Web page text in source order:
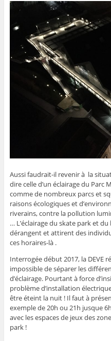
Aussi faudrait-il revenir à la
dire celle d’un éclairage du
comme de nombreux parcs et
raisons écologiques et
riverains, contre la pollution
… L’éclairage du skate park et
dérangent et attirent des
ces horaires-là .
Interrogée début 2017, la
impossible de séparer les
d’éclairage. Pourtant à force
problème d’installation
être éteint la nuit ! Il faut à
exemple de 20h ou 21h jusque
avec les espaces de jeux des
park !